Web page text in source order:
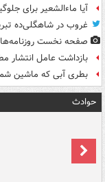
آیا ماءالشعیر برای
غروب در شاهگلی‌ده
صفحه نخست روزنامه‌های دوشنبه
بازداشت عامل انتشار
بطری آبی که ماشین
حوادث